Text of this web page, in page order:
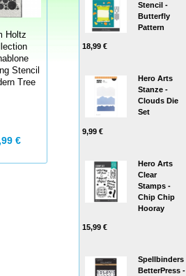
Holtz
Stencil
Tree
€
Stencil -
Butterfly
Pattern
18,99 €
Hero Arts
Stanze -
Clouds Die
Set
9,99 €
Hero Arts
Clear
Stamps -
Chip Chip
Hooray
15,99 €
Spellbinders
BetterPress -